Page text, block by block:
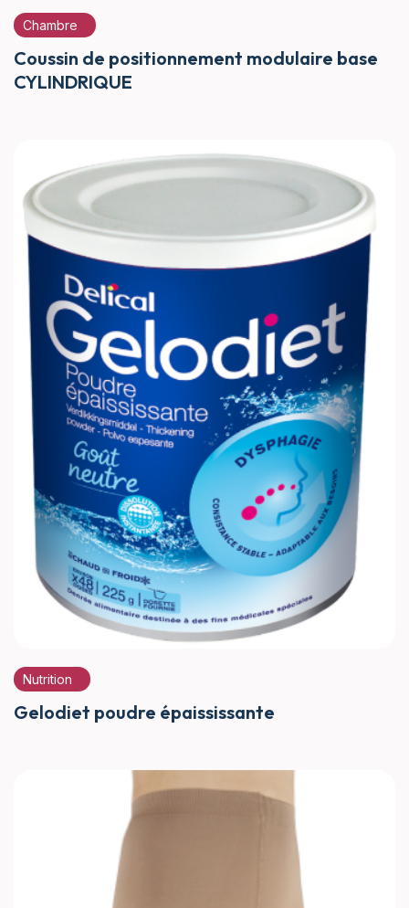
Chambre
Coussin de positionnement modulaire base
CYLINDRIQUE
Nutrition
Gelodiet poudre épaississante